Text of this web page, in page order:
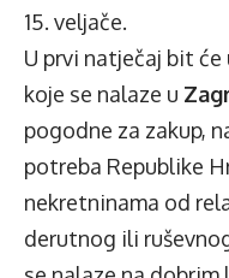
15. veljače.
U prvi natječaj bit
koje se nalaze u
pogodne za zakup,
potreba Republike
nekretninama od
derutnog ili